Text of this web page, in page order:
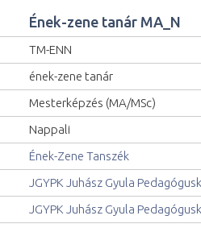
Ének-zene tanár MA_N
TM-ENN
ének-zene tanár
Mesterképzés (MA/MSc)
Nappali
Ének-Zene Tanszék
JGYPK Juhász Gyula
JGYPK Juhász Gyula